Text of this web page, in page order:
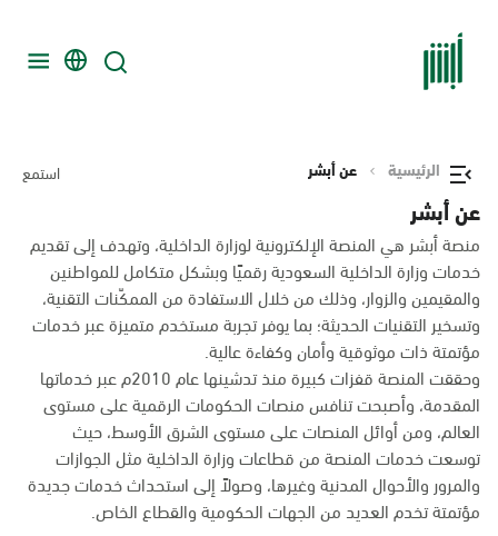
الرئيسية عن أبشر استمع
عن أبشر
منصة أبشر هي المنصة الإلكترونية لوزارة الداخلية، وتهدف إلى تقديم
خدمات وزارة الداخلية السعودية رقميًا وبشكل متكامل للمواطنين
والمقيمين والزوار، وذلك من خلال الاستفادة من الممكّنات التقنية،
وتسخير التقنيات الحديثة؛ بما يوفر تجربة مستخدم متميزة عبر خدمات
مؤتمتة ذات موثوقية وأمان وكفاءة عالية.
وحققت المنصة قفزات كبيرة منذ تدشينها عام 2010م عبر خدماتها
المقدمة، وأصبحت تنافس منصات الحكومات الرقمية على مستوى
العالم، ومن أوائل المنصات على مستوى الشرق الأوسط، حيث
توسعت خدمات المنصة من قطاعات وزارة الداخلية مثل الجوازات
والمرور والأحوال المدنية وغيرها، وصولاً إلى استحداث خدمات جديدة
مؤتمتة تخدم العديد من الجهات الحكومية والقطاع الخاص.